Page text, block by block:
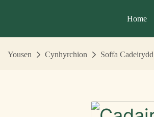
Home
Yousen Cynhyrchion Soffa Cadeirydd